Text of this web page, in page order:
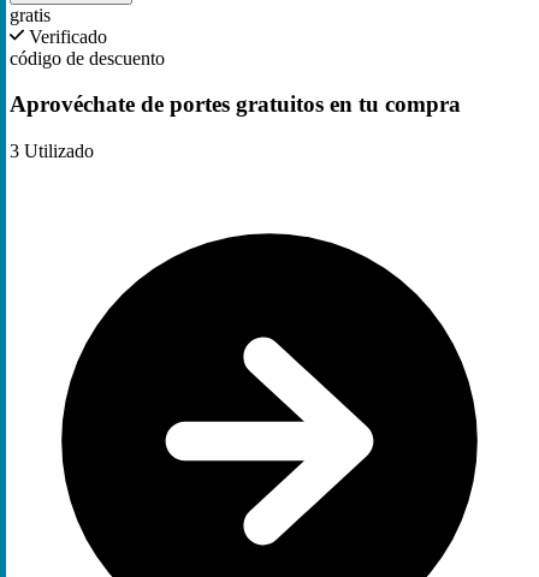
gratis
Verificado
código de descuento
Aprovéchate de portes gratuitos en tu compra
3 Utilizado